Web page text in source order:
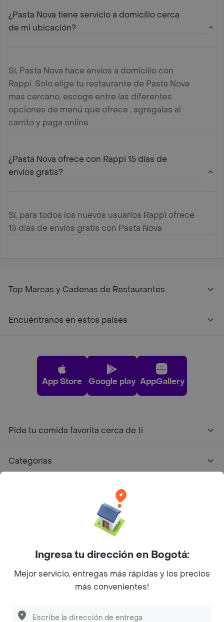
Descubre las PROMOCIONES que tenemos
¿Pasta Nova tiene servicio a domicilio cerca
de mi ubicación?
Si, Pasta Nova hace envíos a domicilio con
Rappi. Solo elige tu restaurante de Pasta Nova
mas cercano, escoge entre las diferentes
opciones de menú que ofrece , agregalas al
carrito y paga online
¿Pasta Nova ofrece con Rappi 15 días de
envíos gratis?
Sí, para todos los nuevos usuarios Rappi ofrece
15 días de envíos gratis con Pasta Nova
Top Marcas y Cadenas de Restaurantes
Encuéntranos en estos países
App Store Google play AppGallery
Pide tu comida favorita cerca de ti
Categorías
Facebook
Twitter
Instagram
©2026Rappi Inc. All rights reserved.
Ingresa tu dirección en Bogotá:
Mejor servicio, entregas más rápidas y los precios
más convenientes!